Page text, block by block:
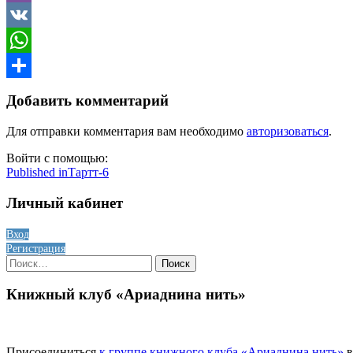
Viber
VK
WhatsApp
Добавить комментарий
Для отправки комментария вам необходимо авторизоваться.
Войти с помощью:
Навигация
по
Published inТартт-6
Личный кабинет
Вход
Регистрация
Найти:
Книжный клуб «Ариаднина нить»